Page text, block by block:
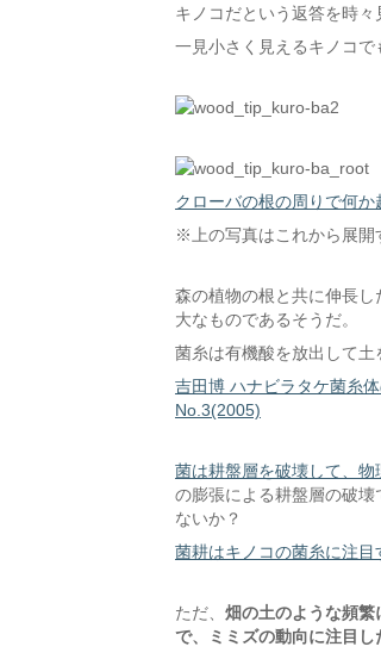
キノコだという返答を時々
一見小さく見えるキノコで
クローバの根の周りで何か
※上の写真はこれから展開
森の植物の根と共に伸長
大なものであるそうだ。
菌糸は有機酸を放出して土
吉田博 ハナビラタケ菌糸
No.3(2005)
菌は耕盤層を破壊して、物
の膨張による耕盤層の破
ないか？
菌耕はキノコの菌糸に注目
ただ、 畑の土のような頻
で、ミミズの動向に注目し